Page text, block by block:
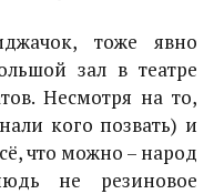
тоже явно
зал в театре
Несмотря на то,
кого позвать) и
что можно – народ
не резиновое